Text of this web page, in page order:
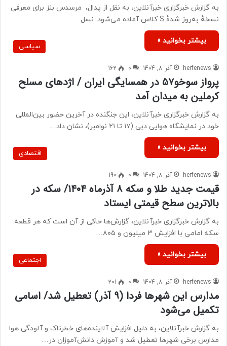
به گزارش خبرگزاری خبرآنلاین، به نقل از پدال، ‌ مرسدس بنز برای معرفی
نسخهٔ به‌روز شدهٔ S کلاس آماده می‌شود. نسل…
بیشتر بخوانید »
سیاسی
herfenews آذر 8, 1404 0
162
پرواز سوخو۵۷ در همسایگی ایران / اژدهای مسلح
کرملین به میدان آمد
به گزارش خبرگزاری خبرآنلاین، این جنگنده در آخرین حضور بین‌المللی
خود در نمایشگاه هوایی دبی (۱۷ تا ۲۱ نوامبر)، نشان داد…
بیشتر بخوانید »
اقتصادی
herfenews آذر 8, 1404 0
190
قیمت جدید طلا و سکه ۸ آذرماه ۱۴۰۴/ سکه در
بالاترین سطح قیمتی ایستاد
به گزارش خبرگزاری خبرآنلاین، گزارش‌ها حاکی از آن است که هر قطعه
سکه امامی با افزایش ۳ میلیون و ۸۰۵…
بیشتر بخوانید »
اجتماعی
herfenews آذر 8, 1404 0
201
مدارس این شهرها فردا (۹ آذر) تعطیل شد/ اسامی
تکمیل می‌شود
به گزارش خبرآنلاین، به دلیل افزایش آلاینده‌های خطرناک و آلودگی هوا
مدارس برخی شهرها تعطیل شد و آموزش دانش‌آموزان در…